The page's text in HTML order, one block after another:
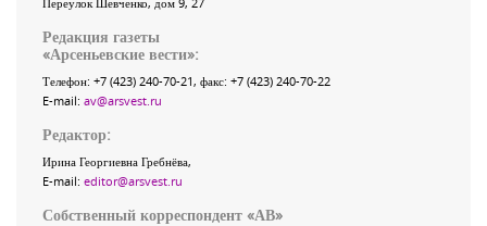
Редакция газеты
«Арсеньевские вести»:
Телефон: +7 (423) 240-70-21, факс: +7 (423) 240-70-22
E-mail: av@arsvest.ru
Редактор:
Ирина Георгиевна Гребнёва,
E-mail: editor@arsvest.ru
Собственный корреспондент «АВ»